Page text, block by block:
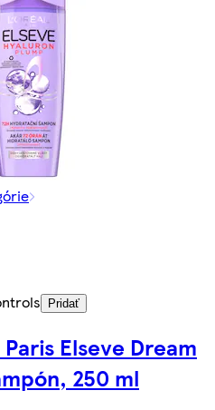
Pridať
Elseve Dream
250 ml